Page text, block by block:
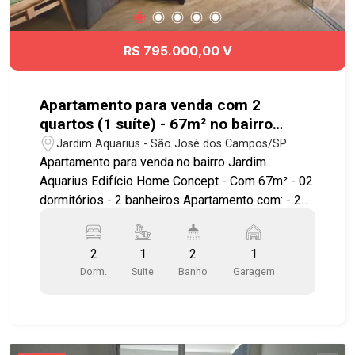
R$ 795.000,00 V
Apartamento para venda com 2
quartos (1 suíte) - 67m² no bairro
Jardim Aquarius
Jardim Aquarius - São José dos Campos/SP
Apartamento para venda no bairro Jardim
Aquarius Edifício Home Concept - Com 67m² - 02
dormitórios - 2 banheiros Apartamento com: - 2
de armários - Sala para 2 ambientes - Varanda
gourmet cortina de vidro e cortina de rolo -
Cozinha com planejados - Área de serviços - 1
2
Dorm.
1
Suite
2
Banho
1
Garagem